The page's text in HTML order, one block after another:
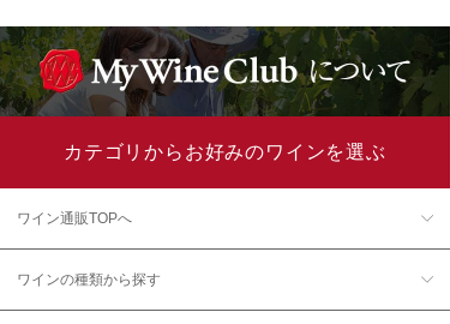
カテゴリからお好みのワインを選ぶ
ワイン通販TOPへ
ワインの種類から探す